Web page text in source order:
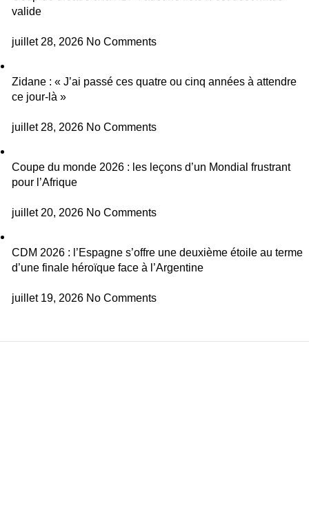
valide
juillet 28, 2026 No Comments
Zidane : « J’ai passé ces quatre ou cinq années à attendre
ce jour-là »
juillet 28, 2026 No Comments
Coupe du monde 2026 : les leçons d’un Mondial frustrant
pour l’Afrique
juillet 20, 2026 No Comments
CDM 2026 : l’Espagne s’offre une deuxième étoile au terme
d’une finale héroïque face à l’Argentine
juillet 19, 2026 No Comments